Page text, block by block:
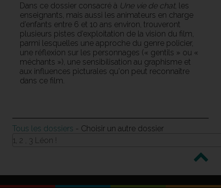
Dans ce dossier consacré à Une vie de chat , les
enseignants, mais aussi les animateurs en charge
d’enfants entre 6 et 10 ans environ, trouveront
plusieurs pistes d’exploitation de la vision du film,
parmi lesquelles une approche du genre policier,
une réflexion sur les personnages (« gentils » ou «
méchants »), une sensibilisation au graphisme et
aux influences picturales qu'on peut reconnaître
dans ce film.
Tous les dossiers - Choisir un autre dossier
1, 2 , 3 Léon !